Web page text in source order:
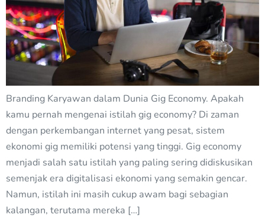
Branding Karyawan dalam Dunia Gig Economy. Apakah
kamu pernah mengenai istilah gig economy? Di zaman
dengan perkembangan internet yang pesat, sistem
ekonomi gig memiliki potensi yang tinggi. Gig economy
menjadi salah satu istilah yang paling sering didiskusikan
semenjak era digitalisasi ekonomi yang semakin gencar.
Namun, istilah ini masih cukup awam bagi sebagian
kalangan, terutama mereka […]